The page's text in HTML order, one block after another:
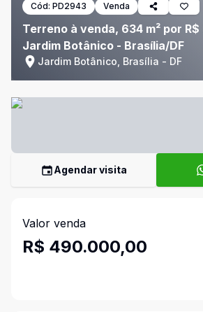
Cód: PD2943 Venda
Terreno à venda, 634 m² por
Jardim Botânico - Brasília/DF
Jardim Botânico, Brasília - DF
Agendar visita
Valor venda
R$ 490.000,00